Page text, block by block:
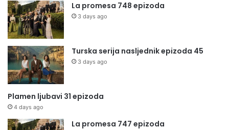
La promesa 748 epizoda
3 days ago
Turska serija nasljednik epizoda 45
3 days ago
Plamen ljubavi 31 epizoda
4 days ago
La promesa 747 epizoda